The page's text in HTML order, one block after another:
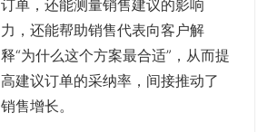
订单，还能测量销售建议的影响
力，还能帮助销售代表向客户解
释“为什么这个方案最合适”，从而提
高建议订单的采纳率，间接推动了
销售增长。